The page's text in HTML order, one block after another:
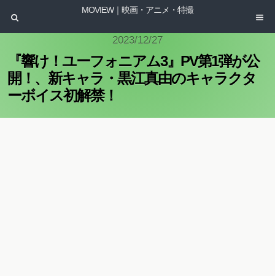
MOVIEW｜映画・アニメ・特撮
2023/12/27
『響け！ユーフォニアム3』PV第1弾が公
開！、新キャラ・黒江真由のキャラクタ
ーボイス初解禁！